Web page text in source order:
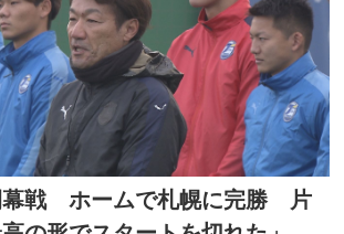
幕戦 ホームで札幌に完勝 片